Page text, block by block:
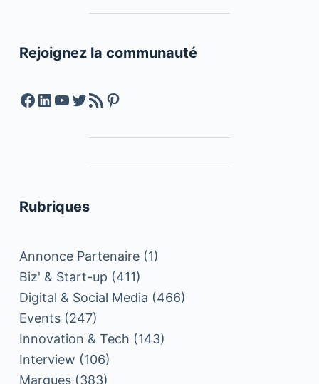
Rejoignez la communauté
Facebook
LinkedIn
YouTube
Twitter
Feed RSSPinterest
Rubriques
Annonce Partenaire(1)
Biz' & Start-up (411)
Digital & Social Media (466)
Events(247)
Innovation & Tech (143)
Interview (106)
Marques(383)